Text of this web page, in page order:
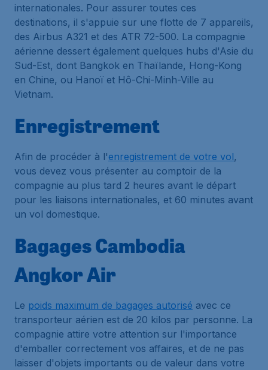
internationales. Pour assurer toutes ces
destinations, il s'appuie sur une flotte de 7 appareils,
des Airbus A321 et des ATR 72-500. La compagnie
aérienne dessert également quelques hubs d'Asie du
Sud-Est, dont Bangkok en Thaïlande, Hong-Kong
en Chine, ou Hanoï et Hô-Chi-Minh-Ville au
Vietnam.
Enregistrement
Afin de procéder à l'enregistrement de votre vol,
vous devez vous présenter au comptoir de la
compagnie au plus tard 2 heures avant le départ
pour les liaisons internationales, et 60 minutes avant
un vol domestique.
Bagages Cambodia
Angkor Air
Le poids maximum de bagages autorisé avec ce
transporteur aérien est de 20 kilos par personne. La
compagnie attire votre attention sur l'importance
d'emballer correctement vos affaires, et de ne pas
laisser d'objets importants ou de valeur dans votre